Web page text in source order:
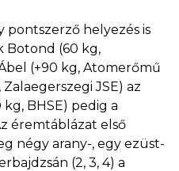
helyezés is
Botond (60 kg,
(+90 kg, Atomerőmű
JSE) az
BHSE) pedig a
éremtáblázat első
négy arany-, egy ezüst-
(2, 3, 4) a